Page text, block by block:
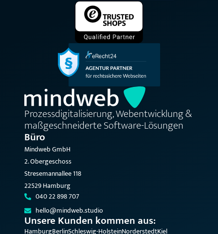
Prozessdigitalisierung, Webentwicklung &
maßgeschneiderte Software-Lösungen
Büro
Mindweb GmbH
2. Obergeschoss
Stresemannallee 118
22529 Hamburg
040 22 898 707
hello@mindweb.studio
Unsere Kunden kommen aus:
HamburgBerlinSchleswig-HolsteinNorderstedtKiel